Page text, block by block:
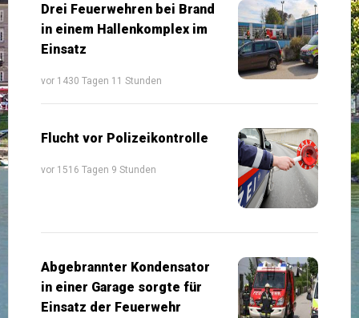
Drei Feuerwehren bei Brand
in einem Hallenkomplex im
Einsatz
vor 1430 Tagen 11 Stunden
Flucht vor Polizeikontrolle
vor 1516 Tagen 9 Stunden
Abgebrannter Kondensator
in einer Garage sorgte für
Einsatz der Feuerwehr